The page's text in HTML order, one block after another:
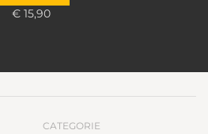
€ 15,90
CATEGORIE